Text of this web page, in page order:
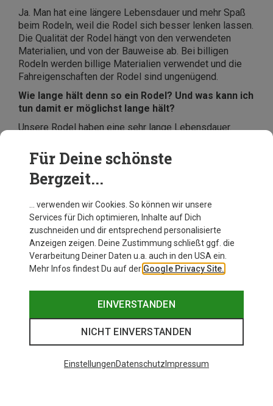
Ja. Man hat eine längere Lebensdauer und mehr Spaß
beim Rodeln, weil die Rodel sich besser lenken lassen.
Die Qualität der Rodel hängt von den verwendeten
Materialien, und von der Bauweise ab. Bei billigen
Rodeln werden billige Materialien verwendet und die
Fahreigenschaften der Rodel sind ungenügend.
Wie lange hält denn so ein Rodel? Und was kann ich
tun damit er möglichst lange hält?
Unsere Rodel haben eine sehr lange Lebensdauer.
Seltenheit. Die Rodel lagert man am besten an einem
kühlen, trockenen Ort und nicht einseitig anlehnen oder
in der Nähe von Wärmequellen lagern. Die Stahlkufen
nach dem Rodeln trocknen und mit Skiwachs wachsen.
Für Deine schönste
Bergzeit...
… verwenden wir Cookies. So können wir unsere
Services für Dich optimieren, Inhalte auf Dich
zuschneiden und dir entsprechend personalisierte
Anzeigen zeigen. Deine Zustimmung schließt ggf. die
Verarbeitung Deiner Daten u.a. auch in den USA ein.
Mehr Infos findest Du auf der Google Privacy Site.
EINVERSTANDEN
NICHT EINVERSTANDEN
EinstellungenDatenschutz Impressum